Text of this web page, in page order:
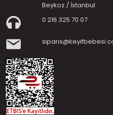
Beykoz / İstanbul
0 216 325 70 07